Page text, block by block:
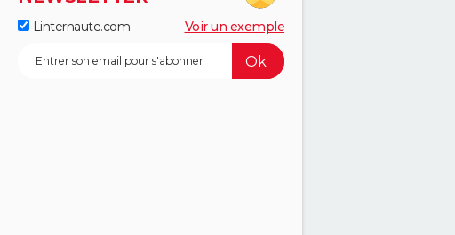
Linternaute.com Voir un exemple